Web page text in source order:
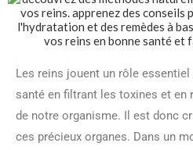
Les reins jouent un rôle
santé en filtrant les toxines et en
de notre organisme. Il est donc
ces précieux organes. Dans un